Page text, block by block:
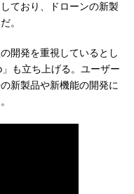
ており、ドローンの新製
。
開発を重視しているとし
も立ち上げる。ユーザー
新製品や新機能の開発に